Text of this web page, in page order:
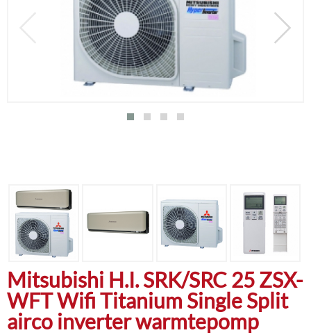
Mitsubishi H.I. SRK/SRC 25 ZSX-
WFT Wifi Titanium Single Split
airco inverter warmtepomp